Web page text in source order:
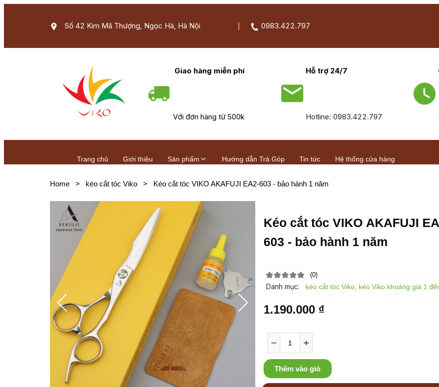
Số 42 Kim Mã Thượng, Ngọc Hà, Hà Nội 0983.422.797
Giao hàng miễn phí Hỗ trợ 24/7
Với đơn hàng từ 500k Hotline: 0983.422.797
Trang chủ Giới thiệu Sản phẩm Hướng dẫn Trả Góp Tin tức Hệ thống cửa hàng
Home > kéo cắt tóc Viko > Kéo cắt tóc VIKO AKAFUJI EA2-603 - bảo hành 1 năm
Kéo cắt tóc VIKO AKAFUJI
603 - bảo hành 1 năm
(0)
1.190.000 ₫
Thêm vào giỏ
Danh mục: kéo cắt tóc Viko, kéo Viko khoảng giá 1